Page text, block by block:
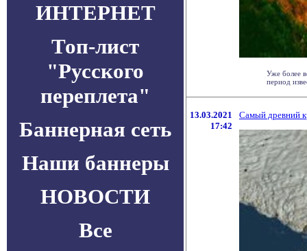
ИНТЕРНЕТ
Топ-лист
"Русского
переплета"
Баннерная сеть
Наши баннеры
НОВОСТИ
Все
Уже более
период
13.03.2021
17:42
Самый древний